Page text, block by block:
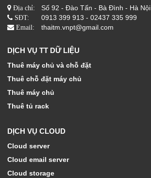
Địa chỉ: Số 92 - Đào Tấn - Bà Đình - Hà Nội
SĐT: 0913 399 913 - 02437 335 999
Email: thaitm.vnpt@gmail.com
DỊCH VỤ TT DỮ LIỆU
Thuê máy chủ và chỗ đặt
Thuê chỗ đặt máy chủ
Thuê máy chủ
Thuê tủ rack
DỊCH VỤ CLOUD
Cloud server
Cloud email server
Cloud storage